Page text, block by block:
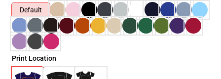
Default
Print Location